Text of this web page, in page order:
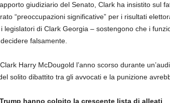
giudiziario del Senato, Clark ha insistito sul
“preoccupazioni significative” per i risultati
legislatori di Clark Georgia – sostengono che i
falsamente.
Clark Harry McDougold l’anno scorso durante
solito dibattito tra gli avvocati e la punizione
hanno colpito la crescente lista di alleati